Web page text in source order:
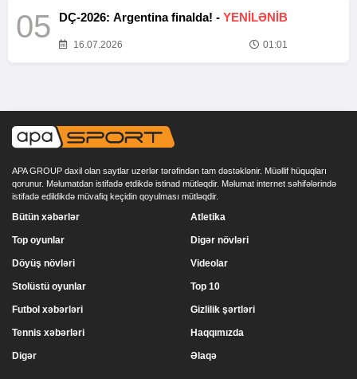
05 DÇ-2026: Argentina finalda! - YENİLƏNİB
16.07.2026 01:01
APA GROUP daxil olan saytlar uzerlər tərəfindən tam dəstəklənir. Müəllif hüquqları
qorunur. Məlumatdan istifadə etdikdə istinad mütləqdir. Məlumat internet səhifələrində
istifadə edildikdə müvafiq keçidin qoyulması mütləqdir.
Bütün xəbərlər
Top oyunlar
Döyüş növləri
Stolüstü oyunlar
Atletika
Digər növləri
Videolar
Top 10
Futbol xəbərləri
Tennis xəbərləri
Digər
Gizlilik şərtləri
Haqqımızda
Əlaqə